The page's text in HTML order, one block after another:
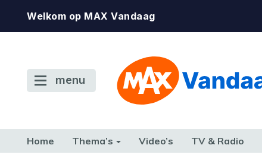
Welkom op MAX Vandaag
menu
Home Thema’s Video’s TV & Radio